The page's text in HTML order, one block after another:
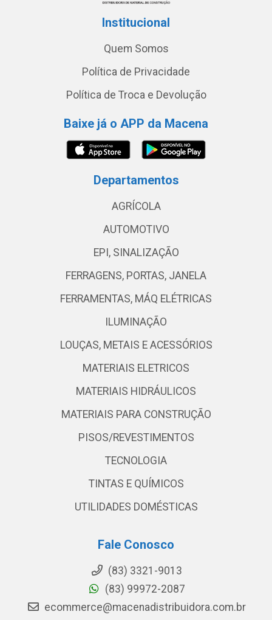
Institucional
Quem Somos
Política de Privacidade
Política de Troca e Devolução
Baixe já o APP da Macena
Departamentos
AGRÍCOLA
AUTOMOTIVO
EPI, SINALIZAÇÃO
FERRAGENS, PORTAS, JANELA
FERRAMENTAS, MÁQ ELÉTRICAS
ILUMINAÇÃO
LOUÇAS, METAIS E ACESSÓRIOS
MATERIAIS ELETRICOS
MATERIAIS HIDRÁULICOS
MATERIAIS PARA CONSTRUÇÃO
PISOS/REVESTIMENTOS
TECNOLOGIA
TINTAS E QUÍMICOS
UTILIDADES DOMÉSTICAS
Fale Conosco
(83) 3321-9013
(83) 99972-2087
ecommerce@macenadistribuidora.com.br